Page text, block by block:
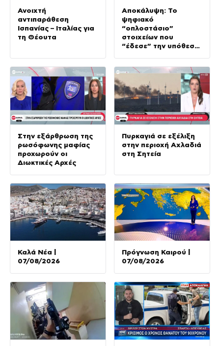
Ανοιχτή
αντιπαράθεση
Ισπανίας – Ιταλίας για
τη Θέουτα
Αποκάλυψη: Το
ψηφιακό
“οπλοστάσιο”
στοιχείων που
“έδεσε” την υπόθεση
Στην εξάρθρωση της
ρωσόφωνης μαφίας
προχωρούν οι
Διωκτικές Αρχές
Πυρκαγιά σε εξέλιξη
στην περιοχή Αχλαδιά
στη Σητεία
Καλά Νέα |
07/08/2026
Πρόγνωση Καιρού |
07/08/2026